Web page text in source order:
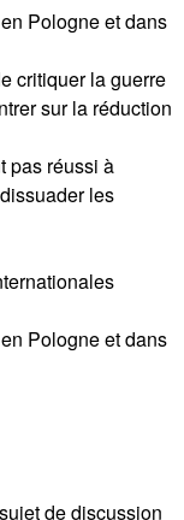
Pologne et dans
critiquer la guerre
sur la réduction
pas réussi à
les
Pologne et dans
de discussion